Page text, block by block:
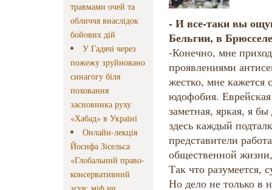
травмами очей та
обличчя внаслідок
бойових дій
У Гадячі через
пожежу зруйновано
синагогу біля
поховання
засновника руху
«Хабад» в Україні
Онлайн-лекція
Йосифа Зісельса
«Глобальний право-
консервативний
- И все-таки вы
Бельгии, в
-Конечно, мне
проявлениями
жестко, мне кажется
юдофобия.
заметная, яркая, я
здесь каждый
представители
общественной
Так что разумеется,
Но дело не только в